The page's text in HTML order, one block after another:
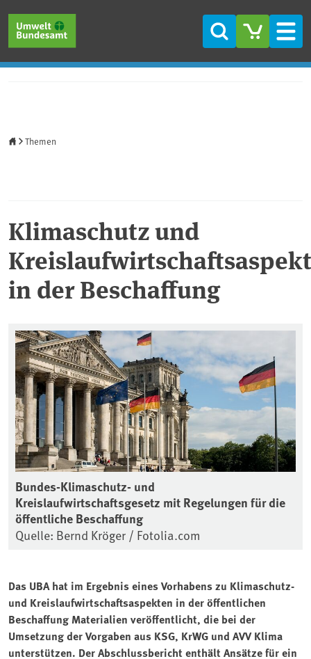
Suche
Themen
Klimaschutz und
in der Beschaffung
Bundes-Klimaschutz- und
Kreislaufwirtschaftsgesetz mit Regelungen für die
öffentliche Beschaffung
Quelle: Bernd Kröger / Fotolia.com
Das UBA hat im Ergebnis eines Vorhabens zu Klimaschutz-
und Kreislaufwirtschaftsaspekten in der öffentlichen
Beschaffung Materialien veröffentlicht, die bei der
Umsetzung der Vorgaben aus KSG, KrWG und AVV Klima
unterstützen. Der Abschlussbericht enthält Ansätze für ein